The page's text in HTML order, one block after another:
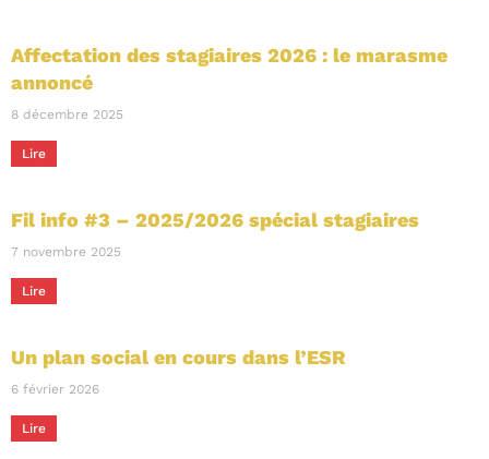
Affectation des stagiaires 2026 : le marasme
annoncé
8 décembre 2025
Lire
Fil info #3 – 2025/2026 spécial stagiaires
7 novembre 2025
Lire
Un plan social en cours dans l’ESR
6 février 2026
Lire